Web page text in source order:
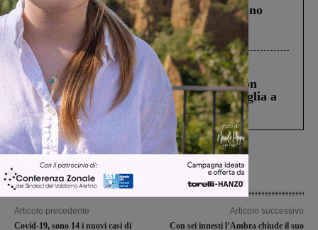
Un anno fa la strage in A1 in cui morirono
Gianni, Giulia e Franco. Lo schianto, il
processo, lo stop ai sorpassi fra tir....
Cronaca 3 Agosto 2026
Scomparso da una struttura di Castiglion
Fiorentino l’uomo che aveva ucciso la figlia a
Levane nel 2020
Articolo precedente
Covid-19, sono 14 i nuovi casi di
Articolo successivo
Con sei innesti l’Ambra chiude il suo